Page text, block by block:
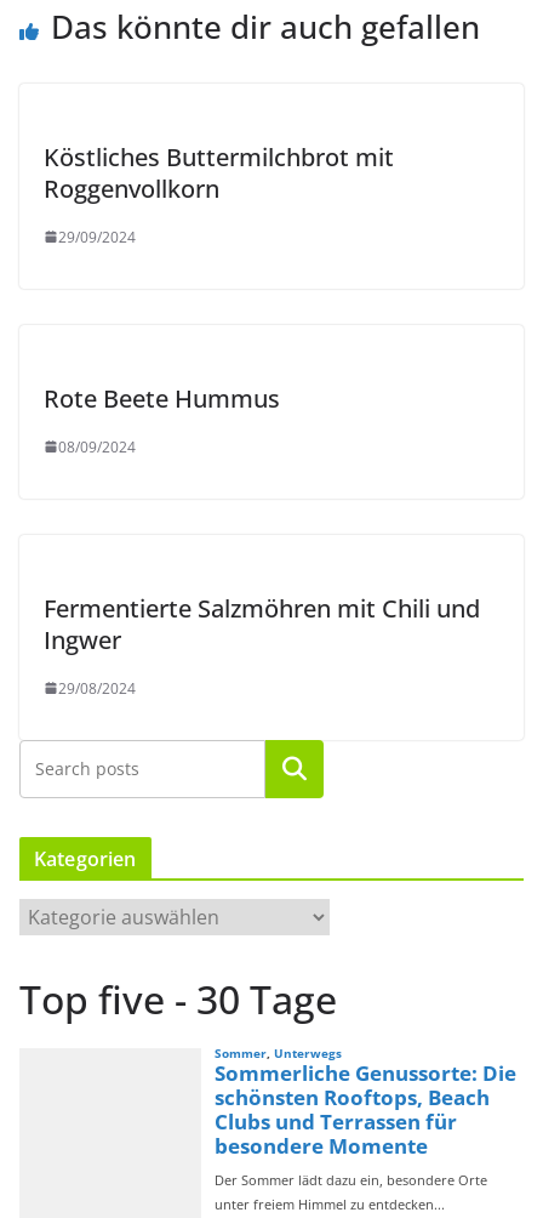
Das könnte dir auch gefallen
Köstliches Buttermilchbrot mit
Roggenvollkorn
29/09/2024
Rote Beete Hummus
08/09/2024
Fermentierte Salzmöhren mit Chili und
Ingwer
29/08/2024
Suchen
Kategorien
a
Top five - 30 Tage